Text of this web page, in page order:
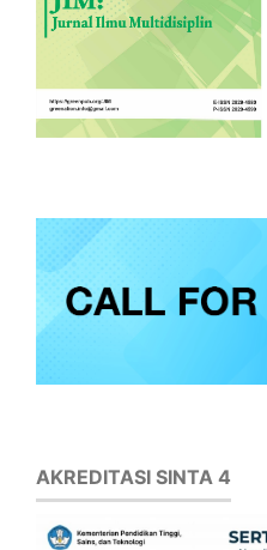
AKREDITASI SINTA 4